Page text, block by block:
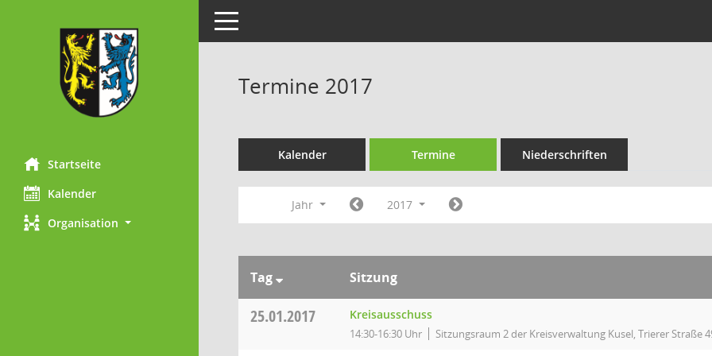
Startseite
Kalender
Organisation
Toggle navigation
Termine 2017
Kalender Termine Niederschriften
Jahr 2017
Tag Sitzung
25.01.2017 Kreisausschuss
14:30-16:30 Uhr Sitzungsraum 2 der Kreisverwaltung Kusel, Trierer Straße